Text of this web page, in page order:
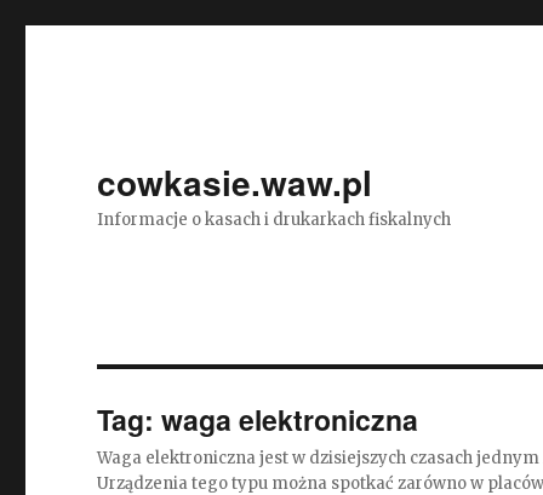
cowkasie.waw.pl
Informacje o kasach i drukarkach fiskalnych
Tag:waga elektroniczna
Waga elektroniczna jest w dzisiejszych czasach
Urządzenia tego typu można spotkać zarówno w